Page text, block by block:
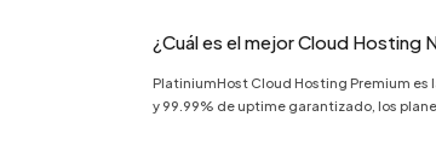
¿Cuál es el mejor Cloud Hosting
PlatiniumHost Cloud Hosting Premium
y 99.99% de uptime garantizado, los